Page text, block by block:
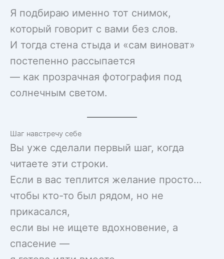
Я подбираю именно тот снимок,
который говорит с вами без слов.
И тогда стена стыда и «сам виноват»
постепенно рассыпается
— как прозрачная фотография под
солнечным светом.
Шаг навстречу себе
Вы уже сделали первый шаг, когда
читаете эти строки.
Если в вас теплится желание просто…
чтобы кто-то был рядом, но не
прикасался,
если вы не ищете вдохновение, а
спасение —